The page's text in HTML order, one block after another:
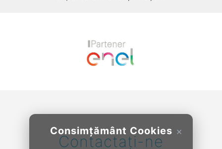
×
Consimțământ Cookies
Contactați-ne